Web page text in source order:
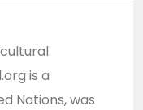
is a
Nations, was